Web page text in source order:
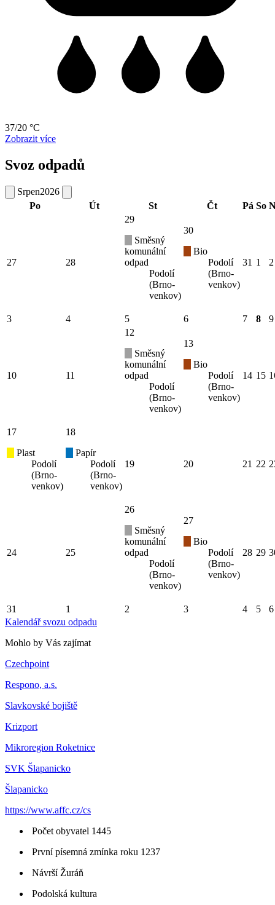
37/20 °C
Zobrazit více
Svoz odpadů
Srpen2026
Po
Út St Čt Pá So
27 28
29
Směsný
komunální
odpad
Podolí
(Brno-
venkov)
30
Bio
Podolí
(Brno-
venkov)
31 1 2
3 4 5 6 7 8 9
10 11
12
Směsný
komunální
odpad
Podolí
(Brno-
venkov)
13
Bio
Podolí
(Brno-
venkov)
14 15
17
Plast
Podolí
(Brno-
venkov)
18
Papír
Podolí
(Brno-
venkov)
19 20 21 22
24 25
26
Směsný
komunální
odpad
Podolí
(Brno-
venkov)
27
Bio
Podolí
(Brno-
venkov)
28 29
31 1 2 3 4 5
6
Kalendář svozu odpadu
Mohlo by Vás zajímat
Czechpoint
Respono, a.s.
Slavkovské bojiště
Krizport
Mikroregion Roketnice
SVK Šlapanicko
Šlapanicko
https://www.affc.cz/cs
Počet obyvatel 1445
První písemná zmínka roku 1237
Návrší Žuráň
Podolská kultura